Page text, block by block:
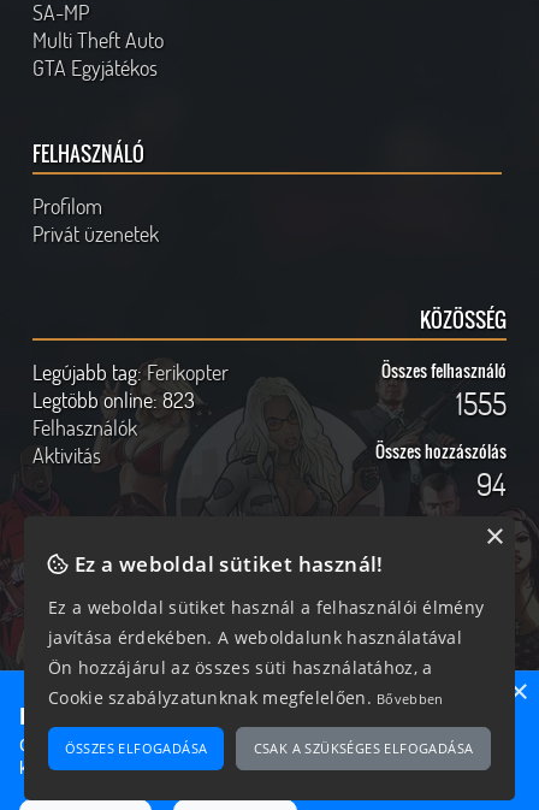
SA-MP
Multi Theft Auto
GTA Egyjátékos
FELHASZNÁLÓ
Profilom
Privát üzenetek
KÖZÖSSÉG
Legújabb tag:Ferikopter
Legtöbb online:823
Felhasználók
Aktivitás
Összes felhasználó
1555
Összes hozzászólás
94
Online felhasználók
251 vendég, 0 tag
Kövess Minket!
2026 © Magyar GTA Közösség
Ne maradj le semmiről!
Csatlakozz most hozzánk, hogy megtudd, milyen egy igazi
közösséghez tartozni!
×
Ez a weboldal sütiket használ!
Ez a weboldal sütiket használ a felhasználói élmény
javítása érdekében. A weboldalunk használatával
Ön hozzájárul az összes süti használatához, a
Cookie szabályzatunknak megfelelően. Bővebben
ÖSSZES ELFOGADÁSA CSAK A SZÜKSÉGES ELFOGADÁSA
×